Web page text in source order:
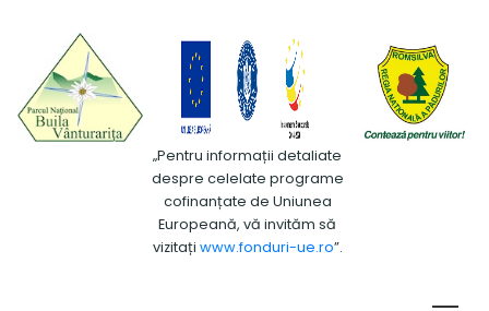
„Pentru informații detaliate
despre celelate programe
cofinanțate de Uniunea
Europeană, vă invităm să
vizitați www.fonduri-ue.ro”.